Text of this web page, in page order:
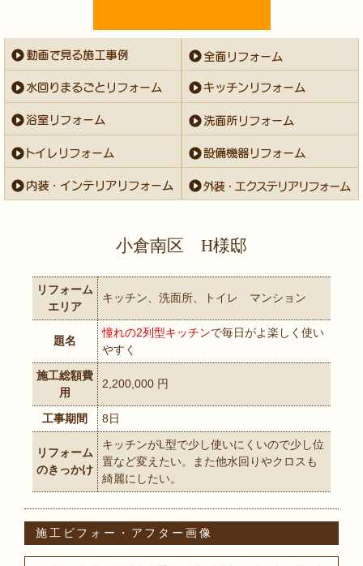
小倉南区 H様邸
リフォーム
エリア
キッチン、洗面所、トイレ マンション
題名
憧れの2列型キッチンで毎日がよ楽しく使い
やすく
施工総額費
用
2,200,000 円
工事期間 8日
リフォーム
のきっかけ
キッチンがL型で少し使いにくいので少し位
置など変えたい。また他水回りやクロスも
綺麗にしたい。
施工ビフォー・アフター画像